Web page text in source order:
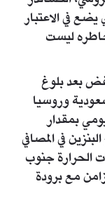
يضع في الاعتبار
ليست
بعد بلوغ
وروسيا
بمقدار
في المصافي
الحرارة جنوب
مع برودة